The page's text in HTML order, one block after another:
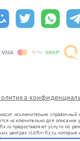
исключительно справочный
исключительно для описания
предоставляют услуги по
центрах vld.flir-fix.ru, которые
представителями.